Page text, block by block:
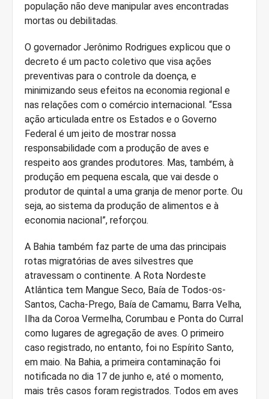
população não deve manipular aves encontradas
mortas ou debilitadas.
O governador Jerônimo Rodrigues explicou que o
decreto é um pacto coletivo que visa ações
preventivas para o controle da doença, e
minimizando seus efeitos na economia regional e
nas relações com o comércio internacional. “Essa
ação articulada entre os Estados e o Governo
Federal é um jeito de mostrar nossa
responsabilidade com a produção de aves e
respeito aos grandes produtores. Mas, também, à
produção em pequena escala, que vai desde o
produtor de quintal a uma granja de menor porte. Ou
seja, ao sistema da produção de alimentos e à
economia nacional”, reforçou.
A Bahia também faz parte de uma das principais
rotas migratórias de aves silvestres que
atravessam o continente. A Rota Nordeste
Atlântica tem Mangue Seco, Baía de Todos-os-
Santos, Cacha-Prego, Baía de Camamu, Barra Velha,
Ilha da Coroa Vermelha, Corumbau e Ponta do Curral
como lugares de agregação de aves. O primeiro
caso registrado, no entanto, foi no Espírito Santo,
em maio. Na Bahia, a primeira contaminação foi
notificada no dia 17 de junho e, até o momento,
mais três casos foram registrados. Todos em aves